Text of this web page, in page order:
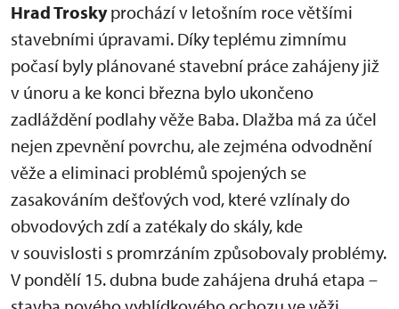
Hrad Troskyprochází v letošním roce většími
stavebními úpravami. Díky teplému zimnímu
počasí byly plánované stavební práce zahájeny již
v únoru a ke konci března bylo ukončeno
zadláždění podlahy věže Baba. Dlažba má za účel
nejen zpevnění povrchu, ale zejména odvodnění
věže a eliminaci problémů spojených se
zasakováním dešťových vod, které vzlínaly do
obvodových zdí a zatékaly do skály, kde
v souvislosti s promrzáním způsobovaly problémy.
V pondělí 15. dubna bude zahájena druhá etapa –